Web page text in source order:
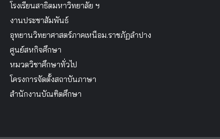
โรงเรียนสาธิตมหาวิทยาลัย ฯ
งานประชาสัมพันธ์
อุทยานวิทยาศาสตร์ภาคเหนือม.ราชภัฏลำปาง
ศูนย์สหกิจศึกษา
หมวดวิชาศึกษาทั่วไป
โครงการจัดตั้งสถาบันภาษา
สำนักงานบัณฑิตศึกษา